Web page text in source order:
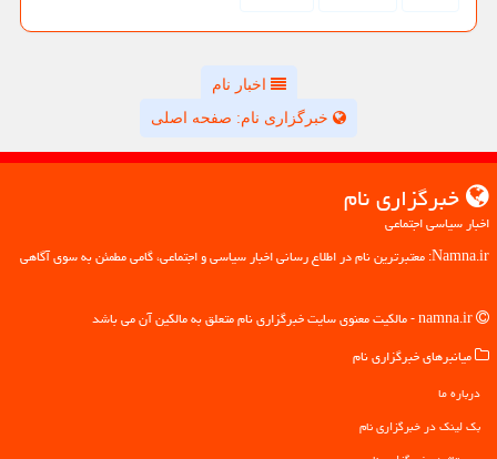
اخبار نام
خبرگزاری نام: صفحه اصلی
خبرگزاری نام
اخبار سیاسی اجتماعی
Namna.ir: معتبرترین نام در اطلاع رسانی اخبار سیاسی و اجتماعی، گامی مطمئن به سوی آگاهی
میانبرهای خبرگزاری نام
درباره ما
بک لینک در خبرگزاری نام